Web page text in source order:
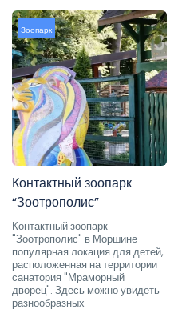
Зоопарк
Контактный зоопарк
“Зоотрополис”
Контактный зоопарк
"Зоотрополис" в Моршине -
популярная локация для детей,
расположенная на территории
санатория "Мраморный
дворец". Здесь можно увидеть
разнообразных